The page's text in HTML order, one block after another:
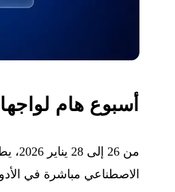
أسبوع هام
الاصطناعي مباشرة في